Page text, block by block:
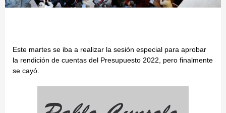
Este martes se iba a realizar la sesión especial para aprobar
la rendición de cuentas del Presupuesto 2022, pero finalmente
se cayó.